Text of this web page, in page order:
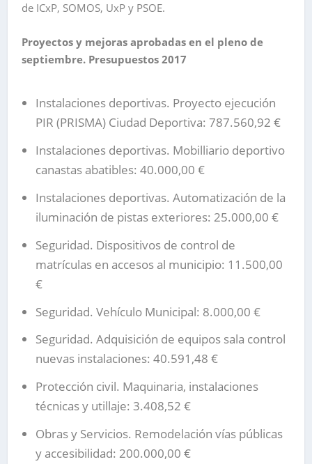
de ICxP, SOMOS, UxP y PSOE.
Proyectos y mejoras aprobadas en el pleno de
septiembre. Presupuestos 2017
Instalaciones deportivas. Proyecto ejecución
PIR (PRISMA) Ciudad Deportiva: 787.560,92 €
Instalaciones deportivas. Mobilliario deportivo
canastas abatibles: 40.000,00 €
Instalaciones deportivas. Automatización de la
iluminación de pistas exteriores: 25.000,00 €
Seguridad. Dispositivos de control de
matrículas en accesos al municipio: 11.500,00
€
Seguridad. Vehículo Municipal: 8.000,00 €
Seguridad. Adquisición de equipos sala control
nuevas instalaciones: 40.591,48 €
Protección civil. Maquinaria, instalaciones
técnicas y utillaje: 3.408,52 €
Obras y Servicios. Remodelación vías públicas
y accesibilidad: 200.000,00 €